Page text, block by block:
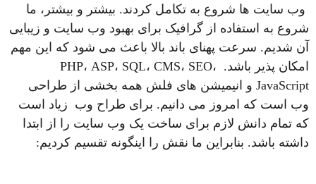
وب سایت ها شروع به تکامل کردند. بیشتر و بیشتر، ما
شروع به استفاده از گرافیک برای بهبود وب سایت و زیبایی
آن شدیم. سرعت پهنای باند بالا باعث می شود که این مهم
امکان پذیر باشد. PHP، ASP، SQL، CMS، SEO،
JavaScript و انیمیشن های فلش همه بخشی از طراحی
وب است که امروز می دانیم. برای طراح وب زیاد است
که تمام دانش لازم برای ساخت یک وب سایت را از ابتدا
داشته باشد. بنابراین ما نقش را اینگونه تقسیم کردیم: